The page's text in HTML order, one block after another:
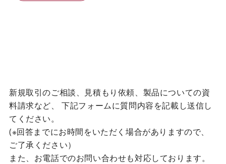
新規取引のご相談、見積もり依頼、製品についての資
料請求など、
下記フォームに質問内容を記載し送信し
てください。
(※回答までにお時間をいただく場合がありますので、
ご了承ください）
また、お電話でのお問い合わせも対応しております。